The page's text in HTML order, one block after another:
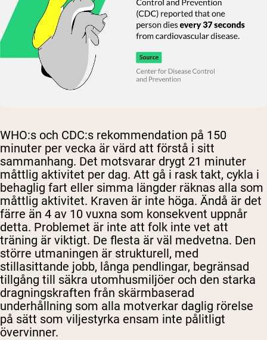
WHO:s och CDC:s rekommendation på 150
minuter per vecka är värd att förstå i sitt
sammanhang. Det motsvarar drygt 21 minuter
måttlig aktivitet per dag. Att gå i rask takt, cykla i
behaglig fart eller simma längder räknas alla som
måttlig aktivitet. Kraven är inte höga. Ändå är det
färre än 4 av 10 vuxna som konsekvent uppnår
detta. Problemet är inte att folk inte vet att
träning är viktigt. De flesta är väl medvetna. Den
större utmaningen är strukturell, med
stillasittande jobb, långa pendlingar, begränsad
tillgång till säkra utomhusmiljöer och den starka
dragningskraften från skärmbaserad
underhållning som alla motverkar daglig rörelse
på sätt som viljestyrka ensam inte pålitligt
övervinner.